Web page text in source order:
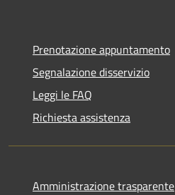
Prenotazione appuntamento
Segnalazione disservizio
Leggi le FAQ
Richiesta assistenza
Amministrazione trasparente